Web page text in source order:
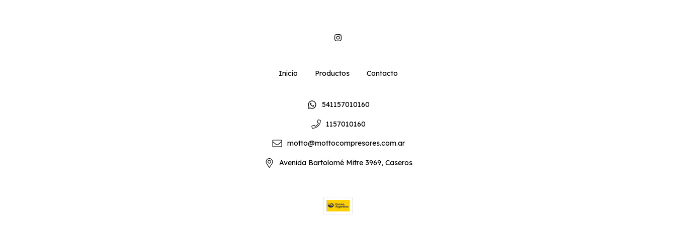
Inicio Productos Contacto
541157010160
1157010160
motto@mottocompresores.com.ar
Avenida Bartolomé Mitre 3969, Caseros